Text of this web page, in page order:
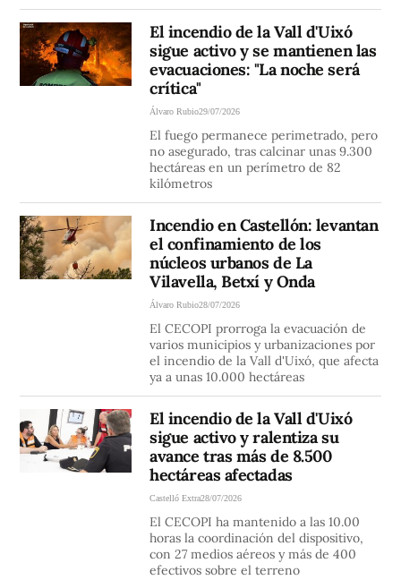
El incendio de la Vall d'Uixó
sigue activo y se mantienen las
evacuaciones: "La noche será
crítica"
Álvaro Rubio29/07/2026
El fuego permanece perimetrado, pero
no asegurado, tras calcinar unas 9.300
hectáreas en un perímetro de 82
kilómetros
Incendio en Castellón: levantan
el confinamiento de los
núcleos urbanos de La
Vilavella, Betxí y Onda
Álvaro Rubio28/07/2026
El CECOPI prorroga la evacuación de
varios municipios y urbanizaciones por
el incendio de la Vall d'Uixó, que afecta
ya a unas 10.000 hectáreas
El incendio de la Vall d'Uixó
sigue activo y ralentiza su
avance tras más de 8.500
hectáreas afectadas
Castelló Extra28/07/2026
El CECOPI ha mantenido a las 10.00
horas la coordinación del dispositivo,
con 27 medios aéreos y más de 400
efectivos sobre el terreno